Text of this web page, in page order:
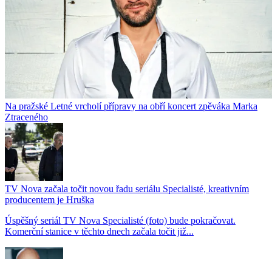
Na pražské Letné vrcholí přípravy na obří koncert zpěváka Marka
Ztraceného
TV Nova začala točit novou řadu seriálu Specialisté, kreativním
producentem je Hruška
Úspěšný seriál TV Nova Specialisté (foto) bude pokračovat.
Komerční stanice v těchto dnech začala točit již...